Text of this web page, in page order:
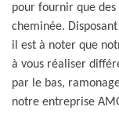
pour fournir que
cheminée.
il est à noter que
à vous réaliser
par le bas,
notre entreprise